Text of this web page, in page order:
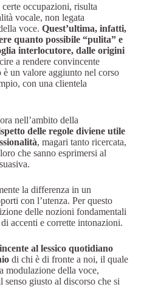
occupazioni, risulta
vocale, non legata
voce. Quest’ultima, infatti,
quanto possibile “pulita” e
interlocutore, dalle origini
a rendere convincente
un valore aggiunto nel corso
con una clientela
nell’ambito della
delle regole diviene utile
, magari tanto ricercata,
che sanno esprimersi al
la differenza in un
con l’utenza. Per questo
delle nozioni fondamentali
accenti e corrette intonazioni.
al lessico quotidiano
di chi è di fronte a noi, il quale
modulazione della voce,
giusto al discorso che si